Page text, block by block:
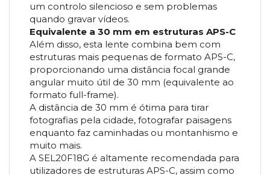
um controlo silencioso e sem problemas
quando gravar vídeos.
Equivalente a 30 mm em estruturas APS-C
Além disso, esta lente combina bem com
estruturas mais pequenas de formato APS-C,
proporcionando uma distância focal grande
angular muito útil de 30 mm (equivalente ao
formato full-frame).
A distância de 30 mm é ótima para tirar
fotografias pela cidade, fotografar paisagens
enquanto faz caminhadas ou montanhismo e
muito mais.
A SEL20F18G é altamente recomendada para
utilizadores de estruturas APS-C, assim como